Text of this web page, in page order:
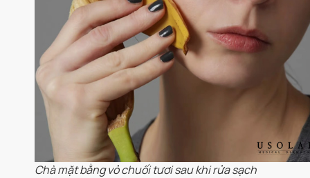
Chà mặt bằng vỏ chuối tươi sau khi rửa sạch